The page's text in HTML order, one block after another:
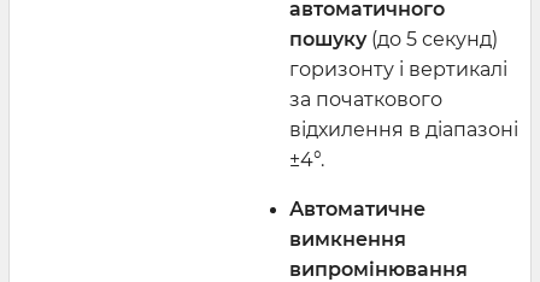
автоматичного
пошуку(до 5 секунд)
горизонту і вертикалі
за початкового
відхилення в діапазоні
±4°.
Автоматичне
вимкнення
випромінювання